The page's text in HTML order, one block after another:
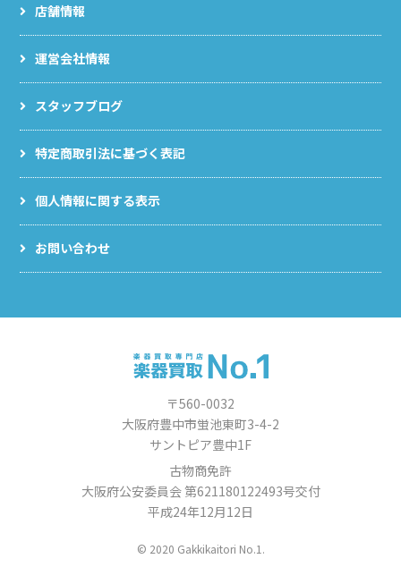
店舗情報
運営会社情報
スタッフブログ
特定商取引法に基づく表記
個人情報に関する表示
お問い合わせ
〒560-0032
大阪府豊中市蛍池東町3-4-2
サントピア豊中1F
古物商免許
大阪府公安委員会 第621180122493号交付
平成24年12月12日
© 2020 Gakkikaitori No.1.